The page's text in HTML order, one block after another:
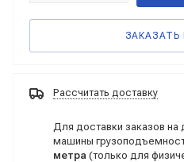
ЗАКАЗАТЬ
Рассчитать доставку
Для доставки заказов
машины
метра (только для